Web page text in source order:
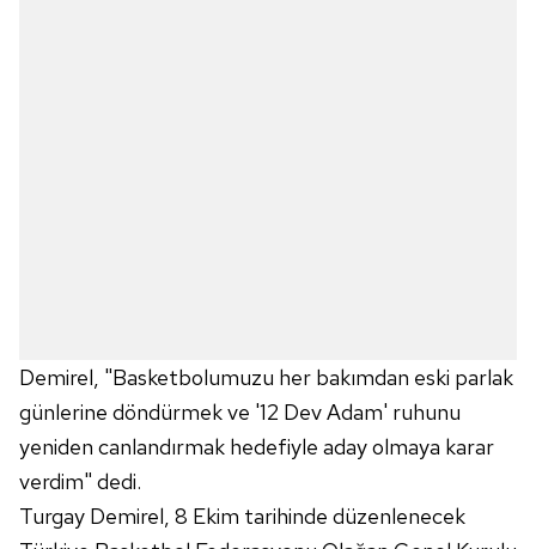
Demirel, "Basketbolumuzu her bakımdan eski parlak
günlerine döndürmek ve '12 Dev Adam' ruhunu
yeniden canlandırmak hedefiyle aday olmaya karar
verdim" dedi.
Turgay Demirel, 8 Ekim tarihinde düzenlenecek